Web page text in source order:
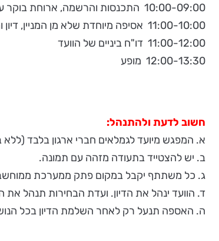
10:00-09:00 התכנסות והרשמה, ארוחת בוקר עשירה
11:00-10:00 אסיפה מיוחדת שלא מן המניין, דיון והצבעה
11:00-12:00 דו"ח ביניים של הוועד
12:00-13:30 מופע
חשוב לדעת ולהתנהל:
א. המפגש מיועד לגמלאים חברי ארגון בלבד (ללא
ב. יש להצטייד בתעודה מזהה עם תמונה.
ג. כל משתתף יקבל במקום פתק ממערכת
ד. הוועד ינהל את הדיון. ועדת הבחירות תנהל
ה. האספה תנעל רק לאחר השלמת הדיון בכל